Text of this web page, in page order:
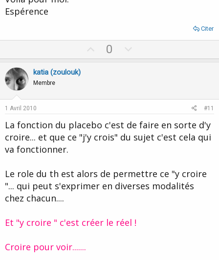
Espérence
Citer
p
t
0
o
v
e
katia (zoulouk)
Membre
1 Avril 2010 #11
La fonction du placebo c'est de faire en sorte d'y
croire... et que ce "j'y crois" du sujet c'est cela qui
va fonctionner.
Le role du th est alors de permettre ce "y croire
"... qui peut s'exprimer en diverses modalités
chez chacun....
Et "y croire " c'est créer le réel !
Croire pour voir.......